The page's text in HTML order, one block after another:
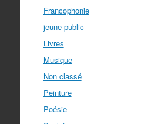
Francophonie
jeune public
Livres
Musique
Non classé
Peinture
Poésie